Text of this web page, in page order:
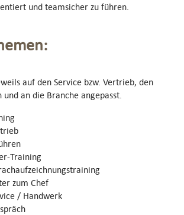
und teamsicher zu führen.
auf den Service bzw. Vertrieb, den
an die Branche angepasst.
Training
zum Chef
/ Handwerk